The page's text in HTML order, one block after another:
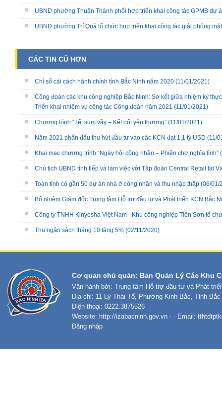
UBND phường Thuận Thành phối hợp triển khai công tác GPMB dự
UBND phường Trí Quả tổ chức họp triển khai công tác giải phóng
CÁC TIN CŨ HƠN
Chỉ số cải cách hành chính tỉnh Bắc Ninh năm 2020 (11/01/2021)
Công đoàn các khu công nghiệp Bắc Ninh: Sơ kết giữa nhiệm kỳ
Triển khai nhiệm vụ công tác Công đoàn năm 2021 (11/01/2021)
Chương trình “Tết sum vầy – Kết nối yêu thương” (11/01/2021)
Năm 2021 phấn đấu thu hút đầu tư vào các KCN đạt 1,1 tỷ USD (11/
Khai mạc chương trình “Ngày hội công nhân – Phiên chợ nghĩa tình”
Chủ tịch UBND tỉnh tiếp và làm việc với Tập đoàn Central Retail tại
Toàn tỉnh có gần 50 dự án nhà ở công nhân và thu nhập thấp (06/01/
Bổ nhiệm Giám đốc Trung tâm Hỗ trợ đầu tư và Phát triển KCN Bắc
Công ty TNHH Kinyosha Việt Nam - Khu công nghiệp Tiên Sơn tổ
Thu ngân sách tháng 10 tăng 5% (02/11/2020)
Cơ quan chủ quản: Ban Quản Lý Các Khu
Vận hành bởi: Trung tâm Hỗ trợ đầu tư và Phát
Địa chỉ: 11 Lý Thái Tổ, Phường Kinh Bắc, Tỉnh Bắc
Điện thoại: 0222.3875526
Website: http://izabacninh.gov.vn - - Email:
Đăng nhập